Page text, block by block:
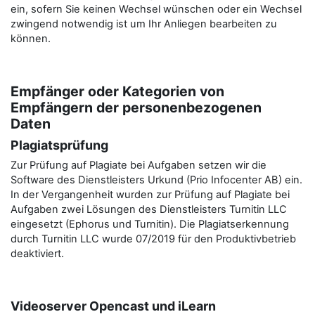
ein, sofern Sie keinen Wechsel wünschen oder ein Wechsel
zwingend notwendig ist um Ihr Anliegen bearbeiten zu
können.
Empfänger oder Kategorien von
Empfängern der personenbezogenen
Daten
Plagiatsprüfung
Zur Prüfung auf Plagiate bei Aufgaben setzen wir die
Software des Dienstleisters Urkund (Prio Infocenter AB) ein.
In der Vergangenheit wurden zur Prüfung auf Plagiate bei
Aufgaben zwei Lösungen des Dienstleisters Turnitin LLC
eingesetzt (Ephorus und Turnitin). Die Plagiatserkennung
durch Turnitin LLC wurde 07/2019 für den Produktivbetrieb
deaktiviert.
Videoserver Opencast und iLearn